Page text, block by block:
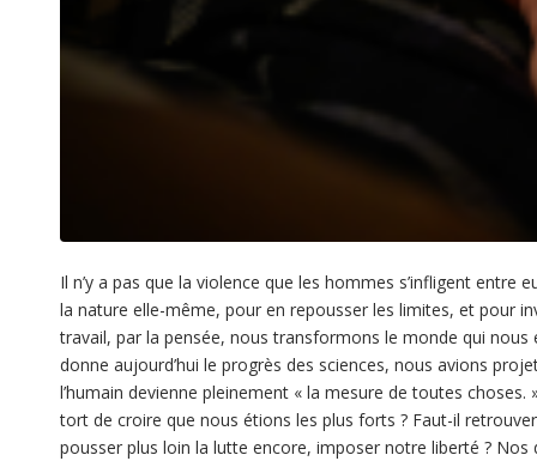
Il n’y a pas que la violence que les hommes s’infligent
la nature elle-même, pour en repousser les limites, et pour
travail, par la pensée, nous transformons le monde qui
donne aujourd’hui le progrès des sciences, nous avions
l’humain devienne pleinement « la mesure de toutes
tort de croire que nous étions les plus forts ? Faut-il
pousser plus loin la lutte encore, imposer notre liberté ?